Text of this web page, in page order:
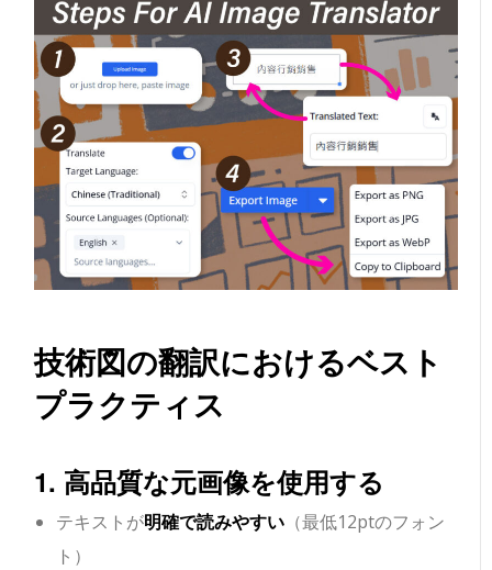
技術図の翻訳におけるベスト
プラクティス
1. 高品質な元画像を使用する
テキストが明確で読みやすい （最低12ptのフォン
ト）